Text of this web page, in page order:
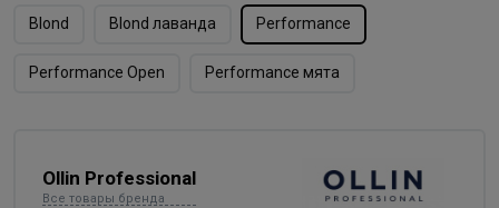
Blond
Blond лаванда Performance
Performance Open Performance мята
Ollin Professional
Все товары бренда